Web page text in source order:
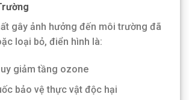
gây ảnh hưởng đến môi trường đã
loại bỏ, điển hình là:
giảm tầng ozone
bảo vệ thực vật độc hại